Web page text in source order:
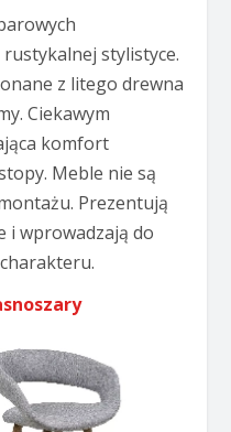
stylistyce.
z litego drewna
Ciekawym
komfort
Meble nie są
Prezentują
i wprowadzają do